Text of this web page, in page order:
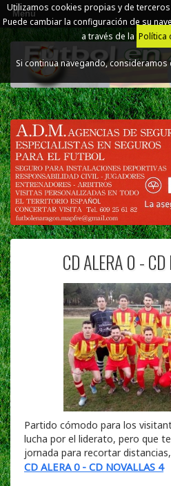
Utilizamos cookies propias y de
Puede cambiar la configuración de su
a través de la Política
Si continua navegando,
Menú
CD ALERA 0 -
Partido cómodo para los
lucha por el liderato, pero que
jornada para recortar distancias,
CD ALERA 0 - CD NOVALLAS 4